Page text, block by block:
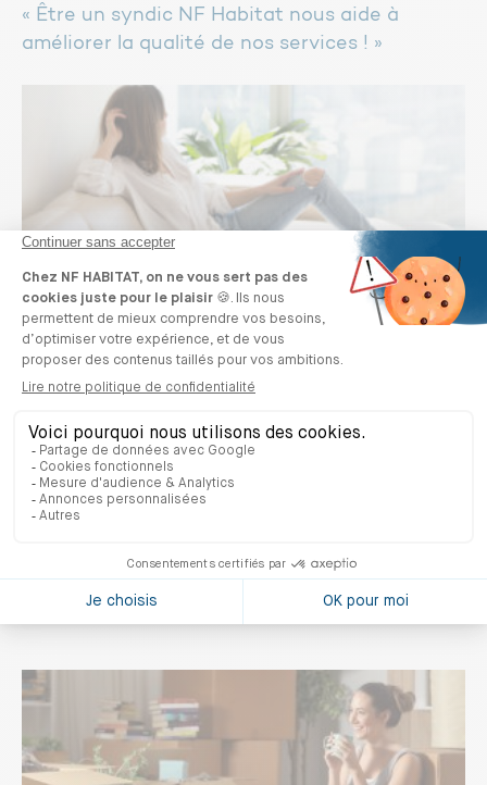
« Être un syndic NF Habitat nous aide à
améliorer la qualité de nos services ! »
« On vit mieux dans un logement certifié
NF Habitat HQE. »
qualité et respectueuse de l’environnement à
nos clients ! »